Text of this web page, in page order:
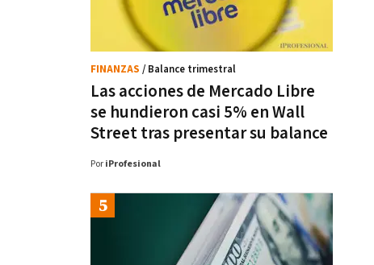
Las acciones de Mercado Libre
se hundieron casi 5% en Wall
Street tras presentar su balance
FINANZAS / Balance trimestral
Por iProfesional